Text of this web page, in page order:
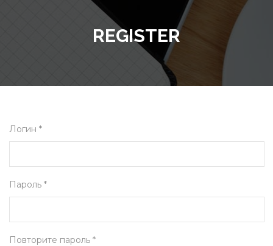
REGISTER
Логин *
Пароль *
Повторите пароль *